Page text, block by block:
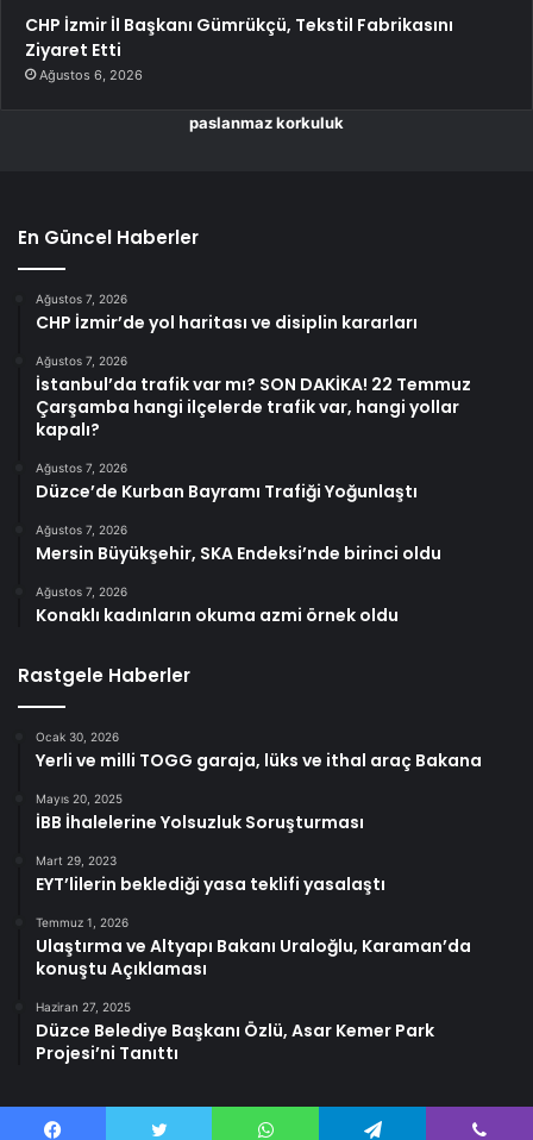
CHP İzmir İl Başkanı Gümrükçü, Tekstil Fabrikasını
Ziyaret Etti
Ağustos 6, 2026
paslanmaz korkuluk
En Güncel Haberler
Ağustos 7, 2026
CHP İzmir’de yol haritası ve disiplin kararları
Ağustos 7, 2026
İstanbul’da trafik var mı? SON DAKİKA! 22 Temmuz
Çarşamba hangi ilçelerde trafik var, hangi yollar
kapalı?
Ağustos 7, 2026
Düzce’de Kurban Bayramı Trafiği Yoğunlaştı
Ağustos 7, 2026
Mersin Büyükşehir, SKA Endeksi’nde birinci oldu
Ağustos 7, 2026
Konaklı kadınların okuma azmi örnek oldu
Rastgele Haberler
Ocak 30, 2026
Yerli ve milli TOGG garaja, lüks ve ithal araç Bakana
Mayıs 20, 2025
İBB İhalelerine Yolsuzluk Soruşturması
Mart 29, 2023
EYT’lilerin beklediği yasa teklifi yasalaştı
Temmuz 1, 2026
Ulaştırma ve Altyapı Bakanı Uraloğlu, Karaman’da
konuştu Açıklaması
Haziran 27, 2025
Düzce Belediye Başkanı Özlü, Asar Kemer Park
Projesi’ni Tanıttı